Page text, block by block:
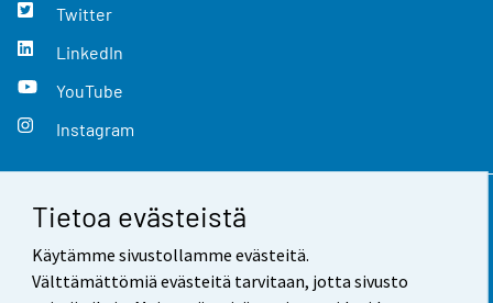
Tietoa evästeistä
Käytämme sivustollamme evästeitä.
Välttämättömiä evästeitä tarvitaan, jotta sivusto
Twitter
LinkedIn
YouTube
Instagram
Yhteystiedot
Palaute